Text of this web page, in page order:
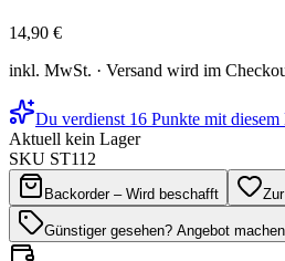
14,90 €
inkl. MwSt. · Versand wird im
Du verdienst 16 Punkte mit
Aktuell kein Lager
SKU ST112
Backorder – Wird beschafft
Günstiger gesehen? Angebot machen